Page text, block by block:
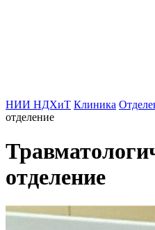
НИИ НДХиТ Клиника
отделение
отделение